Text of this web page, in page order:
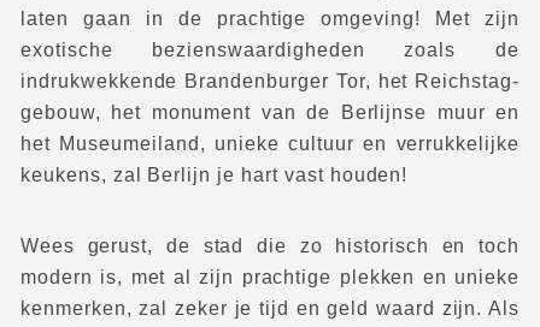
laten gaan in de prachtige omgeving! Met zijn
exotische bezienswaardigheden zoals de
indrukwekkende Brandenburger Tor, het Reichstag-
gebouw, het monument van de Berlijnse muur en
het Museumeiland, unieke cultuur en verrukkelijke
keukens, zal Berlijn je hart vast houden!
Wees gerust, de stad die zo historisch en toch
modern is, met al zijn prachtige plekken en unieke
kenmerken, zal zeker je tijd en geld waard zijn. Als